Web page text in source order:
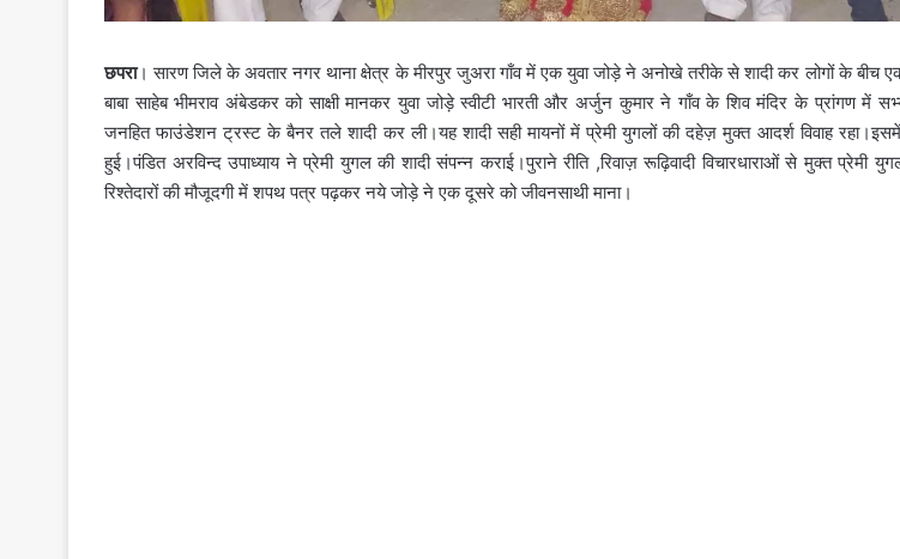
छपरा। सारण जिले के अवतार नगर थाना क्षेत्र के मीरपुर जुअरा गाँव में एक युवा जोड़े ने अनोखे तरीके से शादी कर लोगों के बीच
बाबा साहेब भीमराव अंबेडकर को साक्षी मानकर युवा जोड़े स्वीटी भारती और अर्जुन कुमार ने गाँव के शिव मंदिर के प्रांगण में
जनहित फाउंडेशन ट्रस्ट के बैनर तले शादी कर ली।यह शादी सही मायनों में प्रेमी युगलों की दहेज़ मुक्त आदर्श विवाह
हुई।पंडित अरविन्द उपाध्याय ने प्रेमी युगल की शादी संपन्न कराई।पुराने रीति ,रिवाज़ रूढ़िवादी विचारधाराओं से मुक्त प्रेमी
रिश्तेदारों की मौजूदगी में शपथ पत्र पढ़कर नये जोड़े ने एक दूसरे को जीवनसाथी माना।